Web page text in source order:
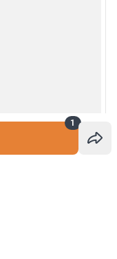
1